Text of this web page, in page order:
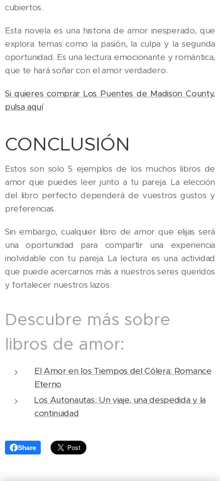
cubiertos.
Esta novela es una historia de amor inesperado, que
explora temas como la pasión, la culpa y la segunda
oportunidad. Es una lectura emocionante y romántica,
que te hará soñar con el amor verdadero.
Si quieres comprar Los Puentes de Madison County,
pulsa aquí
CONCLUSIÓN
Estos son solo 5 ejemplos de los muchos libros de
amor que puedes leer junto a tu pareja. La elección
del libro perfecto dependerá de vuestros gustos y
preferencias.
Sin embargo, cualquier libro de amor que elijas será
una oportunidad para compartir una experiencia
inolvidable con tu pareja. La lectura es una actividad
que puede acercarnos más a nuestros seres queridos
y fortalecer nuestros lazos.
Descubre más sobre
libros de amor:
El Amor en los Tiempos del Cólera: Romance
Eterno
Los Autonautas: Un viaje, una despedida y la
continuidad
Share